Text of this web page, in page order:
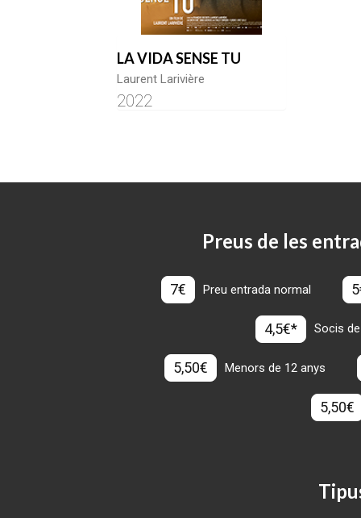
LA VIDA SENSE TU
Laurent Larivière
2022
Preus de les
7€ Preu entrada normal
4,5€* Socis
5,50€ Menors de 12 anys
5,50€